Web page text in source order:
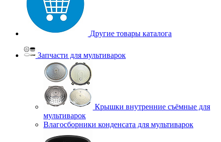
Другие товары каталога
Запчасти для мультиварок
Крышки внутренние съёмные для
мультиварок
Влагосборники конденсата для мультиварок